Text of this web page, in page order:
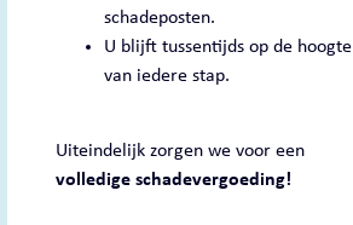
schadeposten.
U blijft tussentijds op de hoogte
van iedere stap.
Uiteindelijk zorgen we voor een
volledige schadevergoeding!